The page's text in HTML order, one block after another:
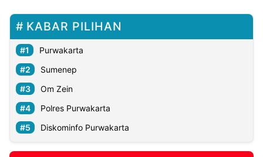
KABAR PILIHAN
Purwakarta
Sumenep
Om Zein
Polres Purwakarta
Diskominfo Purwakarta